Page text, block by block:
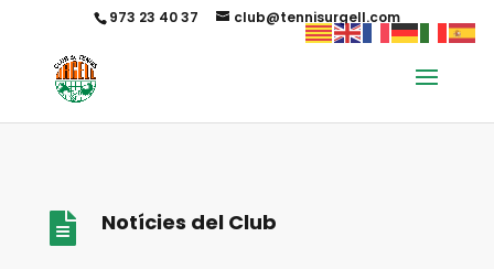
973 23 40 37 club@tennisurgell.com
 Notícies del Club